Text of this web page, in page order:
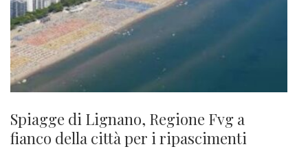
Spiagge di Lignano, Regione Fvg a
fianco della città per i ripascimenti